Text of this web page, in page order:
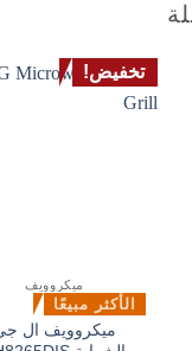
تخفيض!
ميكروويف
الأكثر مبيعًا
ميكروويف ال